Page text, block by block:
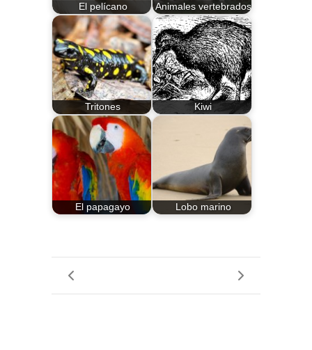
El pelícano Animales vertebrados
Tritones Kiwi
El papagayo Lobo marino